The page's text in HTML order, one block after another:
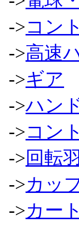
->コン
->高速
->ギア
->ハン
->コン
->回転
->カッ
->カー